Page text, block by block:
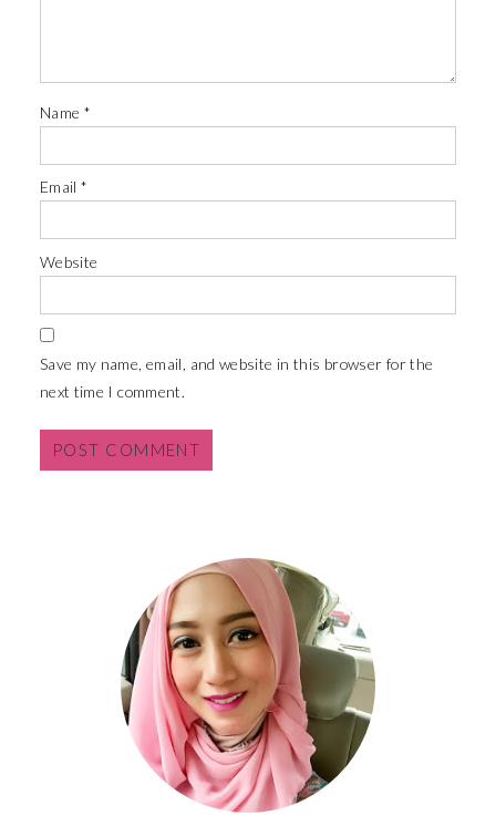
Name *
Email*
Website
Save my name, email, and website in this browser for the
next time I comment.